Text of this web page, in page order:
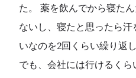
た。 薬を飲んでから寝た
ないし、寝たと思ったら
いなのを2回くらい繰り返
でも、会社には行けるくら